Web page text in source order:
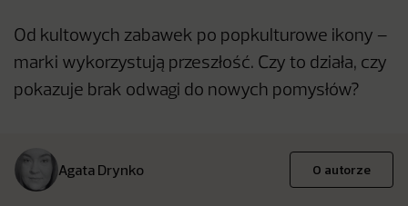
Od kultowych zabawek po popkulturowe ikony –
marki wykorzystują przeszłość. Czy to działa, czy
pokazuje brak odwagi do nowych pomysłów?
Agata Drynko O autorze